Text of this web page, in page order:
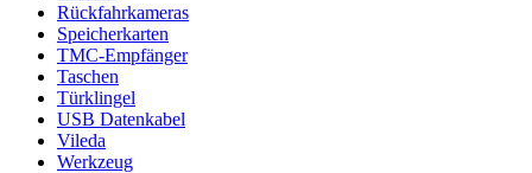
Rückfahrkameras
Speicherkarten
TMC-Empfänger
Taschen
Türklingel
USB Datenkabel
Vileda
Werkzeug